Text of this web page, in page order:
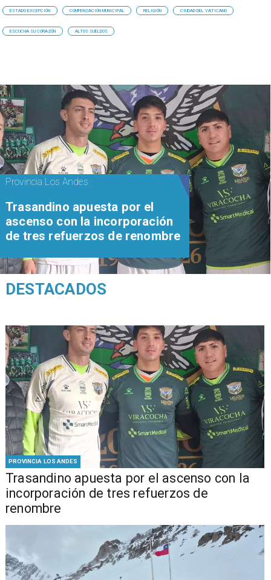
ESTADO EXCEPCIÓN COMPENSACIÓN MUNICIPAL RELIGIÓN CIUDAD DEL VATICANO
ESCUCHA SU CORAZÓN ALTOS SUELDOS
PROVINCIA LOS ANDES
Trasandino apuesta por el ascenso con la
incorporación de tres refuerzos de
renombre
Provincia Los Andes
Trasandino apuesta por el
ascenso con la incorporación
de tres refuerzos de renombre
DESTACADOS